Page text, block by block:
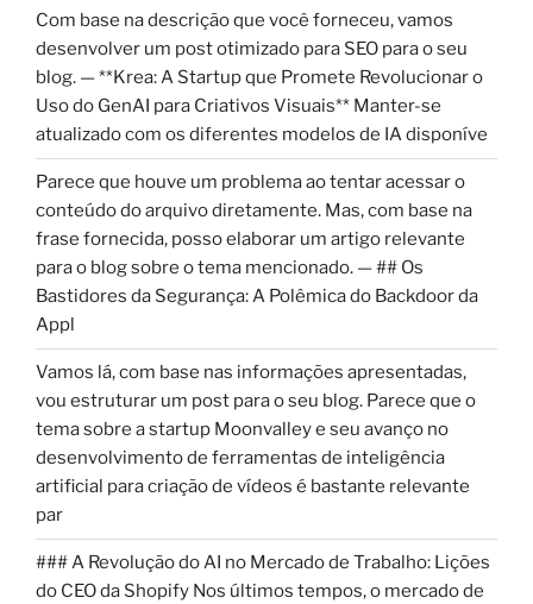
Com base na descrição que você forneceu, vamos
desenvolver um post otimizado para SEO para o seu
blog. — **Krea: A Startup que Promete Revolucionar o
Uso do GenAI para Criativos Visuais** Manter-se
atualizado com os diferentes modelos de IA disponíve
Parece que houve um problema ao tentar acessar o
conteúdo do arquivo diretamente. Mas, com base na
frase fornecida, posso elaborar um artigo relevante
para o blog sobre o tema mencionado. — ## Os
Bastidores da Segurança: A Polêmica do Backdoor da
Appl
Vamos lá, com base nas informações apresentadas,
vou estruturar um post para o seu blog. Parece que o
tema sobre a startup Moonvalley e seu avanço no
desenvolvimento de ferramentas de inteligência
artificial para criação de vídeos é bastante relevante
par
### A Revolução do AI no Mercado de Trabalho: Lições
do CEO da Shopify Nos últimos tempos, o mercado de